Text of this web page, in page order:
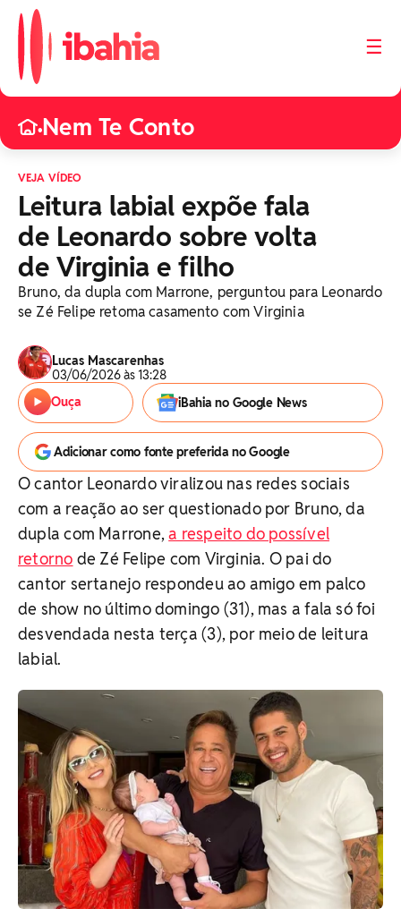
☰
•Nem Te Conto
VEJA VÍDEO
Leitura labial expõe fala
de Leonardo sobre volta
de Virginia e filho
Bruno, da dupla com Marrone, perguntou para Leonardo
se Zé Felipe retoma casamento com Virginia
Lucas Mascarenhas
03/06/2026 às 13:28
Ouça
iBahia no Google News
Adicionar como fonte preferida no Google
O cantor Leonardo viralizou nas redes sociais
com a reação ao ser questionado por Bruno, da
dupla com Marrone,a respeito do possível
retorno de Zé Felipe com Virginia. O pai do
cantor sertanejo respondeu ao amigo em palco
de show no último domingo (31), mas a fala só foi
desvendada nesta terça (3), por meio de leitura
labial.